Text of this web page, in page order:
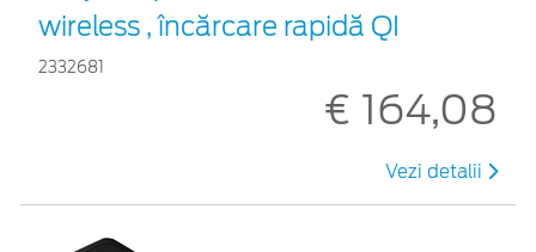
wireless , încărcare rapidă QI
2332681
€ 164,08
Vezi detalii